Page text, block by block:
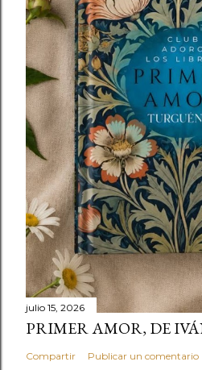
julio 15, 2026
PRIMER AMOR, DE
Compartir Publicar un comentario